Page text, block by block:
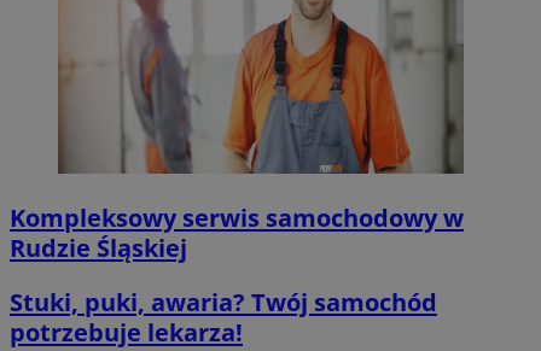
Kompleksowy serwis samochodowy w
Rudzie Śląskiej
Stuki, puki, awaria? Twój samochód
potrzebuje lekarza!